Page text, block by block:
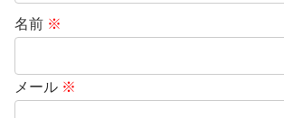
名前 ※
メール ※